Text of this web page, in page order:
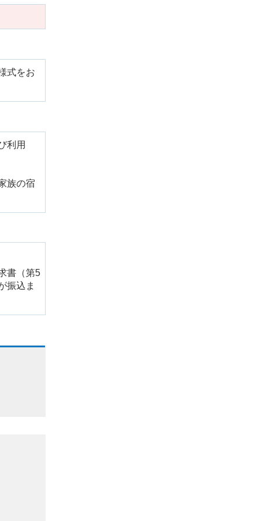
式をお
利用
族の宿
書（第5
振込ま